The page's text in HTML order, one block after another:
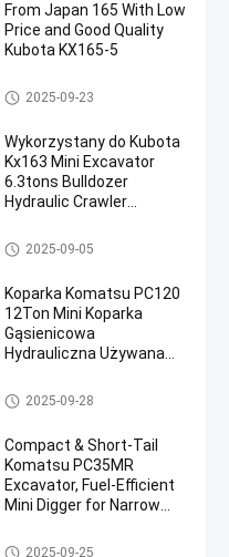
From Japan 165 With Low
Price and Good Quality
Kubota KX165-5
Używana koparka Kubota
2025-09-23
Wykorzystany do Kubota
Kx163 Mini Excavator
6.3tons Bulldozer
Hydraulic Crawler
Wykorzystany Kubota
Kx163 Mini Excavator
Używana koparka Kubota
2025-09-05
Koparka Komatsu PC120
12Ton Mini Koparka
Gąsienicowa
Hydrauliczna Używana
używana koparka komatsu
2025-09-28
Compact & Short-Tail
Komatsu PC35MR
Excavator, Fuel-Efficient
Mini Digger for Narrow
Maintenance/Yard
używana koparka komatsu
2025-09-25